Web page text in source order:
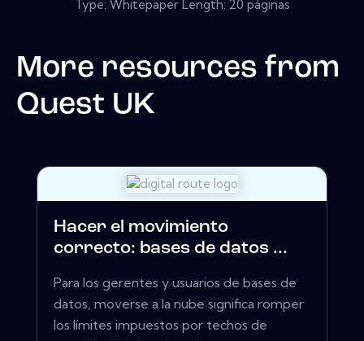
Type: Whitepaper Length: 20 páginas
More resources from
Quest UK
Hacer el movimiento
correcto: bases de datos ...
Para los gerentes y usuarios de bases de
datos, moverse a la nube significa romper
los límites impuestos por techos de